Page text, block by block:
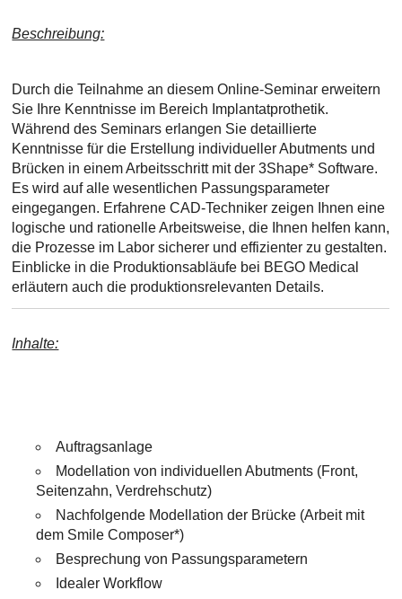
Beschreibung:
Durch die Teilnahme an diesem Online-Seminar erweitern
Sie Ihre Kenntnisse im Bereich Implantatprothetik.
Während des Seminars erlangen Sie detaillierte
Kenntnisse für die Erstellung individueller Abutments und
Brücken in einem Arbeitsschritt mit der 3Shape* Software.
Es wird auf alle wesentlichen Passungsparameter
eingegangen. Erfahrene CAD-Techniker zeigen Ihnen eine
logische und rationelle Arbeitsweise, die Ihnen helfen kann,
die Prozesse im Labor sicherer und effizienter zu gestalten.
Einblicke in die Produktionsabläufe bei BEGO Medical
erläutern auch die produktionsrelevanten Details.
Inhalte:
Auftragsanlage
Modellation von individuellen Abutments (Front,
Seitenzahn, Verdrehschutz)
Nachfolgende Modellation der Brücke (Arbeit mit
dem Smile Composer*)
Besprechung von Passungsparametern
Idealer Workflow